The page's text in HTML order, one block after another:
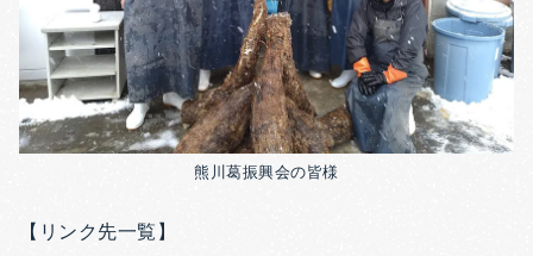
熊川葛振興会の皆様
【リンク先一覧】